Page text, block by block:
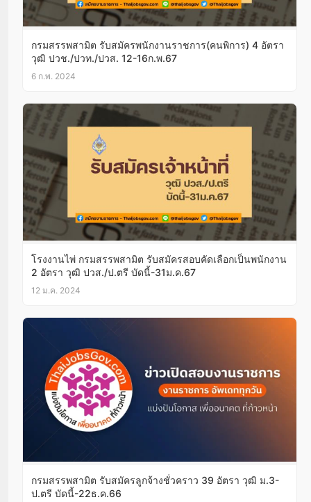
กรมสรรพสามิต รับสมัครพนักงานราชการ(คนพิการ) 4 อัตรา
วุฒิ ปวช./ปวท./ปวส. 12-16ก.พ.67
6 ก.พ. 2024
โรงงานไพ่ กรมสรรพสามิต รับสมัครสอบคัดเลือกเป็นพนักงาน
2 อัตรา วุฒิ ปวส./ป.ตรี บัดนี้-31ม.ค.67
12 ม.ค. 2024
กรมสรรพสามิต รับสมัครลูกจ้างชั่วคราว 39 อัตรา วุฒิ ม.3-
ป.ตรี บัดนี้-22ธ.ค.66